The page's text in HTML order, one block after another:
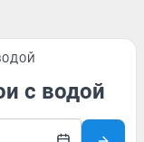
с водой